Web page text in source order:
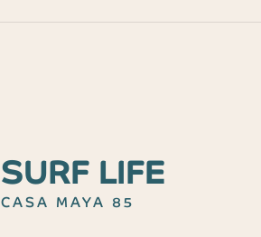
SURF LIFE
CASA MAYA 85